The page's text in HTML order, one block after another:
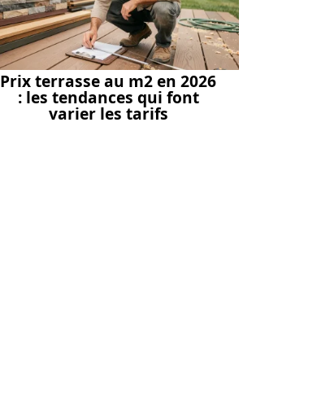
Prix terrasse au m2 en 2026
: les tendances qui font
varier les tarifs